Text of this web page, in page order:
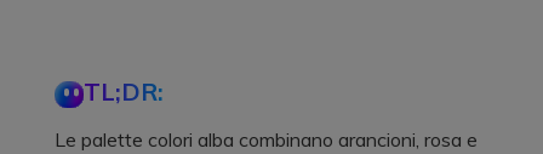
TL;DR:
Le palette colori alba combinano arancioni, rosa e